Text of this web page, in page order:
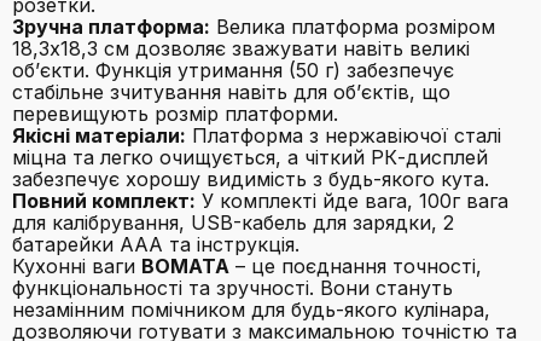
розетки.
Зручна платформа: Велика платформа розміром
18,3x18,3 см дозволяє зважувати навіть великі
об’єкти. Функція утримання (50 г) забезпечує
стабільне зчитування навіть для об’єктів, що
перевищують розмір платформи.
Якісні матеріали: Платформа з нержавіючої сталі
міцна та легко очищується, а чіткий РК-дисплей
забезпечує хорошу видимість з будь-якого кута.
Повний комплект: У комплекті йде вага, 100г вага
для калібрування, USB-кабель для зарядки, 2
батарейки AAA та інструкція.
Кухонні ваги BOMATA – це поєднання точності,
функціональності та зручності. Вони стануть
незамінним помічником для будь-якого кулінара,
дозволяючи готувати з максимальною точністю та